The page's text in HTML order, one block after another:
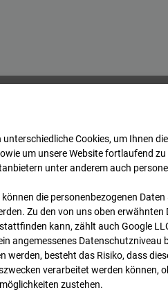
-Cam2 Archiv
-
unterschiedliche Cookies, um Ihnen
um unsere Website fortlaufend
unter anderem auch
können die personenbezogenen
Zu den von uns oben
kann, zählt auch Google
angemessenes Datenschutzniveau
werden, besteht das Risiko, dass
verarbeitet werden können,
zustehen.